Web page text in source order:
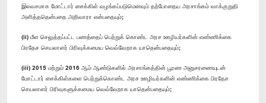
இலவசமாக மோட்டார் சைக்கிள் வழங்கப்படுமெனவும் தற்போதைய அரசாங்கம் வாக்குறுதி
அளித்ததென்பதை அறிவாரா என்பதையும்;
(ii) மீள செலுத்தப்பட்ட பணத்தைப் பெற்றுக் கொண்ட அரச ஊழியர்களின் எண்ணிக்கை
பிரதேச செயலாளர் பிரிவுக்கமைய வெவ்வேறாக யாதென்பதையும்;
(iii) 2015 மற்றும் 2016 ஆம் ஆண்டுகளில் அரசாங்கத்தின் பூரண அனுசரணையுடன்
மோட்டார் சைக்கிள்களை பெற்றுக்கொண்ட அரச ஊழியர்களின் எண்ணிக்கை பிரதேச
செயலாளர் பிரிவுகளுக்கமைய வெவ்வேறாக யாதென்பதையும்;